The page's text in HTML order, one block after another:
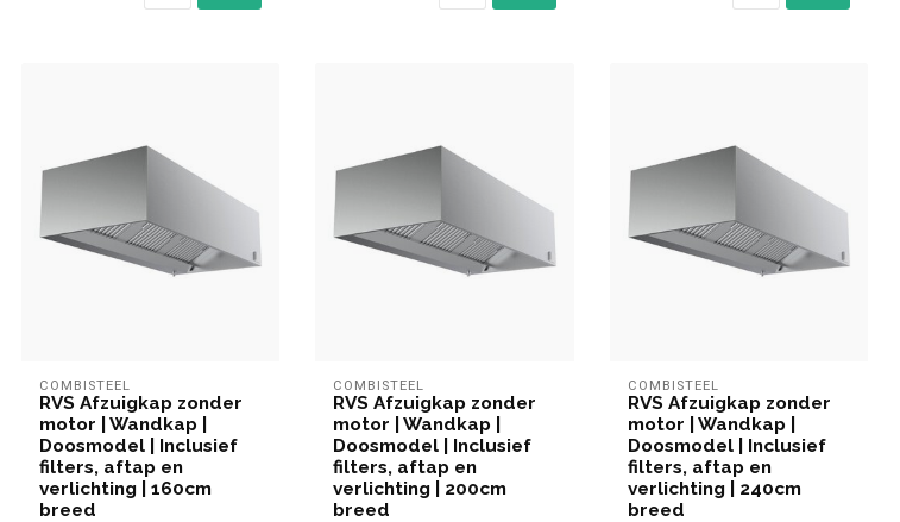
COMBISTEEL
RVS Afzuigkap zonder
motor | Wandkap |
Doosmodel | Inclusief
filters, aftap en
verlichting | 160cm
breed
COMBISTEEL
RVS Afzuigkap zonder
motor | Wandkap |
Doosmodel | Inclusief
filters, aftap en
verlichting | 200cm
breed
COMBISTEEL
RVS Afzuigkap zonder
motor | Wandkap |
Doosmodel | Inclusief
filters, aftap en
verlichting | 240cm
breed